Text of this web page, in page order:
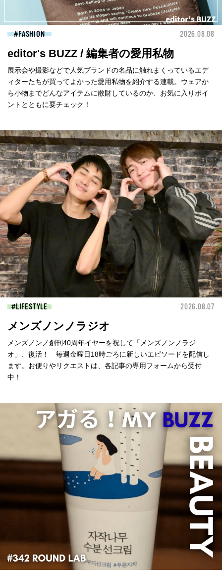
FASHION 2026.08.08
editor's BUZZ / 編集者の愛用私物
展示会や撮影などで人気ブランドの名品に触れまくっているエデ
ィターたちが買ってよかった愛用私物を紹介する連載。ウェアか
ら小物までどんなアイテムに散財しているのか、お気に入りポイ
ントとともに要チェック！
LIFESTYLE 2026.08.07
メンズノンノラジオ
メンズノンノ創刊40周年イヤーを祝して「メンズノンノラジ
オ」、復活！ 毎週金曜日18時ごろに新しいエピソードを配信し
ます。お便りやリクエストは、各記事の専用フォームから受付
中！